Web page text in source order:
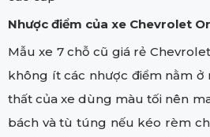
Nhược điểm của xe Chevrolet
Mẫu xe 7 chỗ cũ giá rẻ
không ít các nhược điểm nằm ở
thất của xe dùng màu tối nên
bách và tù túng nếu kéo rèm